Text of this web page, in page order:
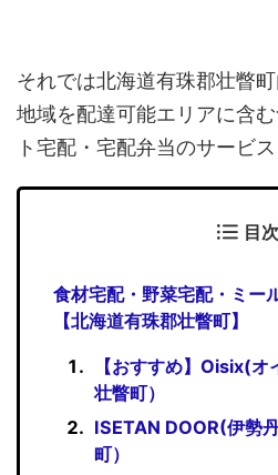
それでは北海道有珠郡壮瞥
地域を配達可能エリアに含
ト宅配・宅配弁当のサービス
目次
食材宅配・野菜宅配・ミー
【北海道有珠郡壮瞥町】
【おすすめ】Oisix(
壮瞥町）
ISETAN DOOR(伊勢
町）